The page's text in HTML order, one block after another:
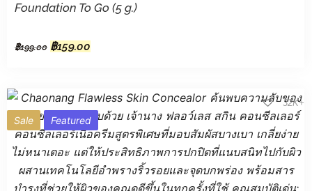
Foundation To Go (5 g.)
฿199.00 ฿159.00
32K+
Sale Featured